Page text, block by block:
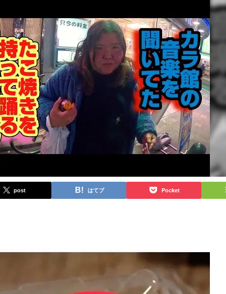
post はてブ Pocket